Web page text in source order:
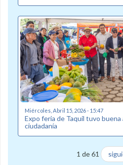
Miércoles, Abril 15, 2026 - 15:47
Expo feria de Taquil tuvo
ciudadanía
1 de 61